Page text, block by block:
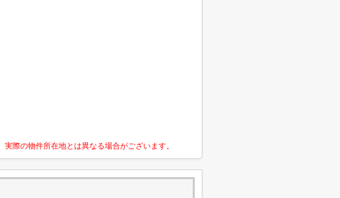
際の物件所在地とは異なる場合がございます。